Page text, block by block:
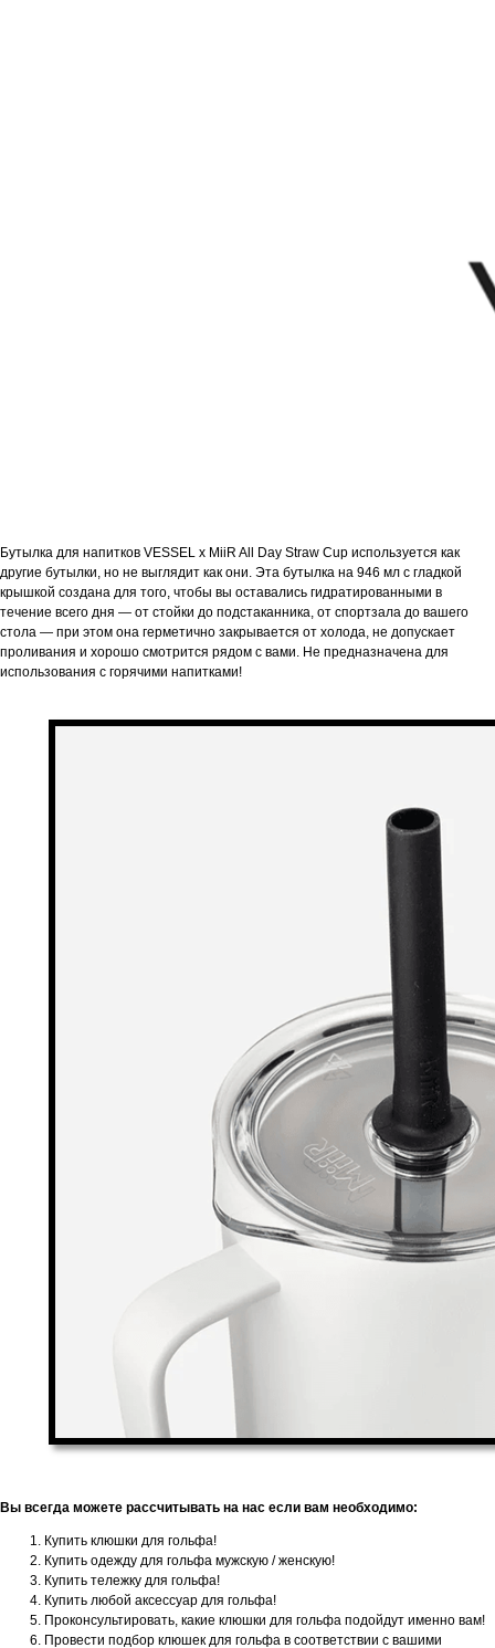
Бутылка для напитков VESSEL x MiiR All Day Straw Cup используется как
другие бутылки, но не выглядит как они. Эта бутылка на 946 мл с гладкой
крышкой создана для того, чтобы вы оставались гидратированными в
течение всего дня — от стойки до подстаканника, от спортзала до вашего
стола — при этом она герметично закрывается от холода, не допускает
проливания и хорошо смотрится рядом с вами. Не предназначена для
использования с горячими напитками!
Вы всегда можете рассчитывать на нас если вам необходимо:
Купить клюшки для гольфа!
Купить одежду для гольфа мужскую / женскую!
Купить тележку для гольфа!
Купить любой аксессуар для гольфа!
Проконсультировать, какие клюшки для гольфа подойдут именно вам!
Провести подбор клюшек для гольфа в соответствии с вашими